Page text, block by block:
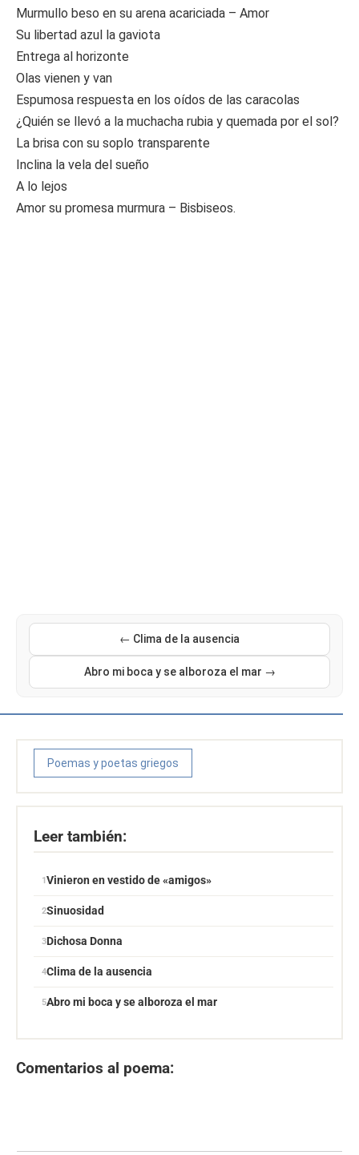
Murmullo beso en su arena acariciada – Amor
Su libertad azul la gaviota
Entrega al horizonte
Olas vienen y van
Espumosa respuesta en los oídos de las caracolas
¿Quién se llevó a la muchacha rubia y quemada por el sol?
La brisa con su soplo transparente
Inclina la vela del sueño
A lo lejos
Amor su promesa murmura – Bisbiseos.
← Clima de la ausencia
Abro mi boca y se alboroza el mar →
Poemas y poetas griegos
Leer también:
Vinieron en vestido de «amigos»
Sinuosidad
Dichosa Donna
Clima de la ausencia
Abro mi boca y se alboroza el mar
Comentarios al poema: